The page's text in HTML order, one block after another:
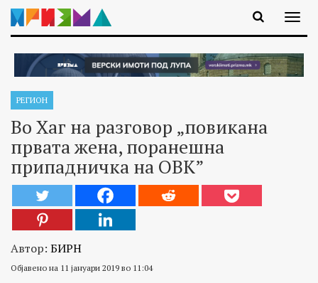
РЕГИОН
Во Хаг на разговор „повикана
првата жена, поранешна
припадничка на ОВК”
Автор: БИРН
Објавено на 11 јануари 2019 во 11:04